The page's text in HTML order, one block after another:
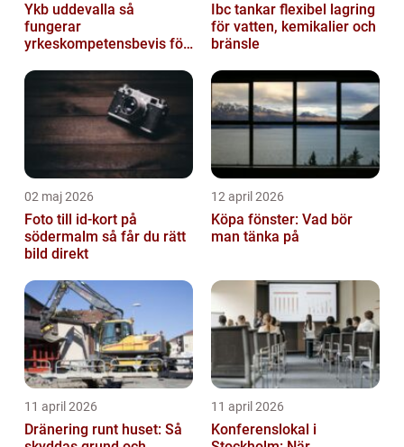
Ykb uddevalla så
fungerar
yrkeskompetensbevis för
Ibc tankar flexibel lagring
för vatten, kemikalier och
bränsle
02 maj 2026
Foto till id-kort på
södermalm så får du rätt
bild direkt
12 april 2026
Köpa fönster: Vad bör
man tänka på
11 april 2026
Dränering runt huset: Så
11 april 2026
Konferenslokal i